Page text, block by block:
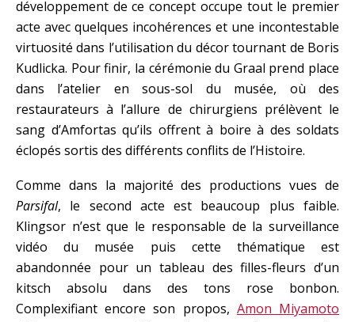
développement de ce concept occupe tout le premier
acte avec quelques incohérences et une incontestable
virtuosité dans l’utilisation du décor tournant de Boris
Kudlicka. Pour finir, la cérémonie du Graal prend place
dans l’atelier en sous-sol du musée, où des
restaurateurs à l’allure de chirurgiens prélèvent le
sang d’Amfortas qu’ils offrent à boire à des soldats
éclopés sortis des différents conflits de l’Histoire.
Comme dans la majorité des productions vues de
Parsifal, le second acte est beaucoup plus faible.
Klingsor n’est que le responsable de la surveillance
vidéo du musée puis cette thématique est
abandonnée pour un tableau des filles-fleurs d’un
kitsch absolu dans des tons rose bonbon.
Complexifiant encore son propos, Amon Miyamoto